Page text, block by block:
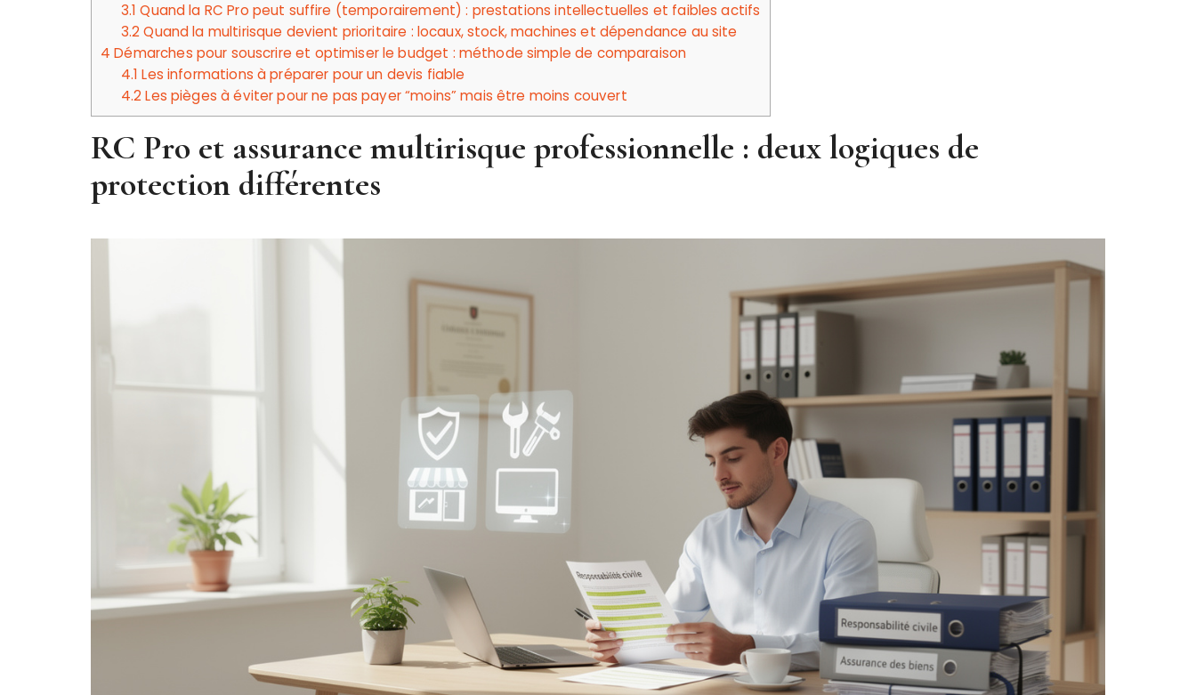
3.1 Quand la RC Pro peut suffire (temporairement) : prestations intellectuelles et faibles actifs
3.2Quand la multirisque devient prioritaire : locaux, stock, machines et dépendance au site
4 Démarches pour souscrire et optimiser le budget : méthode simple de comparaison
4.1 Les informations à préparer pour un devis fiable
4.2Les pièges à éviter pour ne pas payer “moins” mais être moins couvert
RC Pro et assurance multirisque professionnelle : deux logiques de
protection différentes